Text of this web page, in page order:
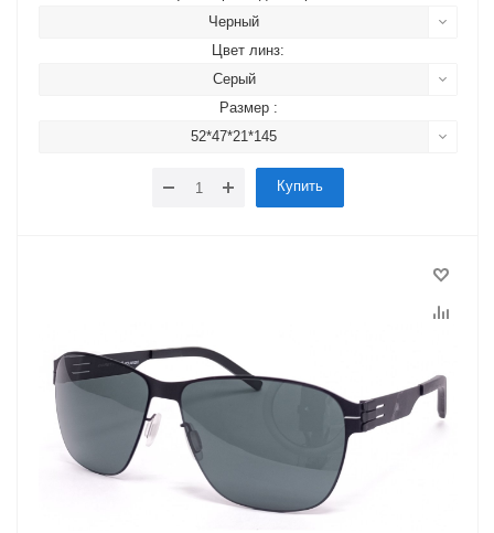
Черный
Цвет линз:
Серый
Размер :
52*47*21*145
Купить